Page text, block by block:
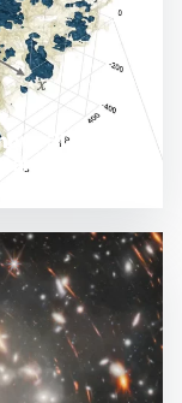
3D karta